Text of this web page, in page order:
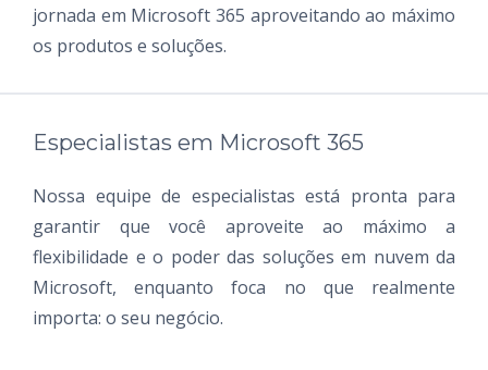
jornada em Microsoft 365 aproveitando ao máximo
os produtos e soluções.
Especialistas em Microsoft 365
Nossa equipe de especialistas está pronta para
garantir que você aproveite ao máximo a
flexibilidade e o poder das soluções em nuvem da
Microsoft, enquanto foca no que realmente
importa: o seu negócio.